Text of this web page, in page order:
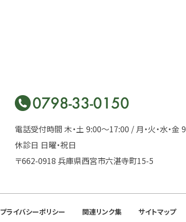
電話受付時間 木・土 9:00〜17:00 / 月・火・水・金
休診日 日曜・祝日
〒662-0918 兵庫県西宮市六湛寺町15-5
プライバシーポリシー 関連リンク集 サイトマップ